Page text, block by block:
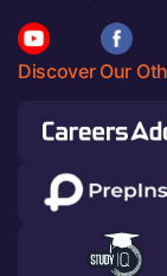
Discover Our